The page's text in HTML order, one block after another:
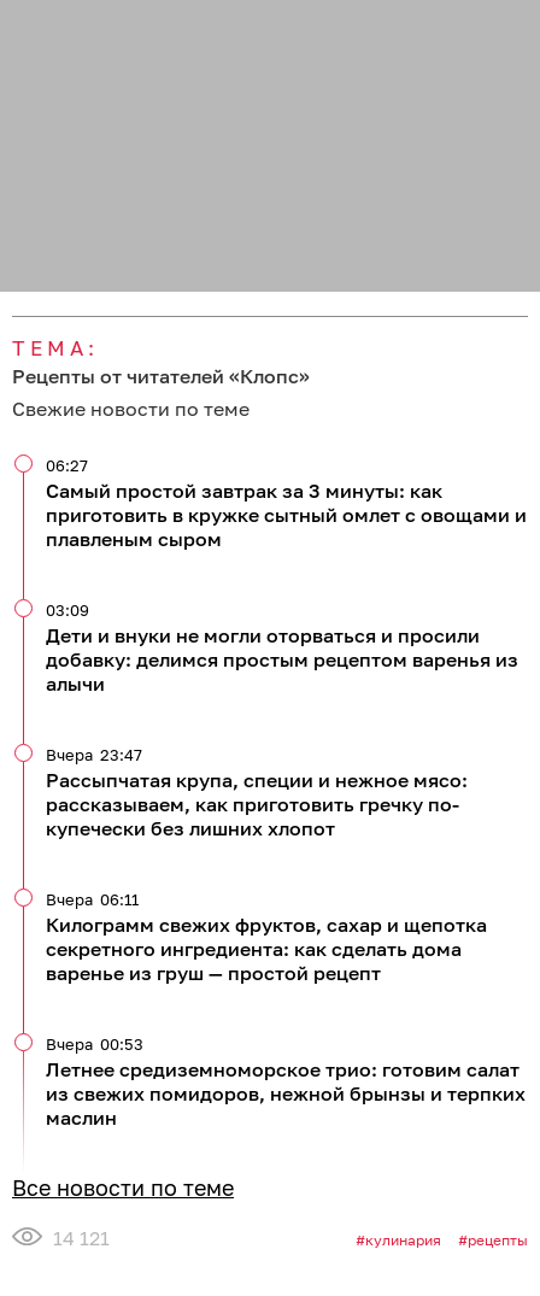
ТЕМА:
Рецепты от читателей «Клопс»
Свежие новости по теме
Самый простой завтрак за 3 минуты: как
приготовить в кружке сытный омлет с овощами и
плавленым сыром
06:27
Дети и внуки не могли оторваться и просили
добавку: делимся простым рецептом варенья из
алычи
03:09
Рассыпчатая крупа, специи и нежное мясо:
рассказываем, как приготовить гречку по-
купечески без лишних хлопот
Вчера 23:47
Килограмм свежих фруктов, сахар и щепотка
секретного ингредиента: как сделать дома
варенье из груш — простой рецепт
Вчера 06:11
Летнее средиземноморское трио: готовим салат
из свежих помидоров, нежной брынзы и терпких
маслин
Вчера 00:53
Все новости по теме
14 121 кулинария рецепты